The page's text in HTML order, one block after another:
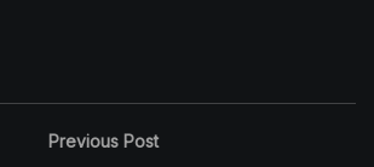
Previous Post